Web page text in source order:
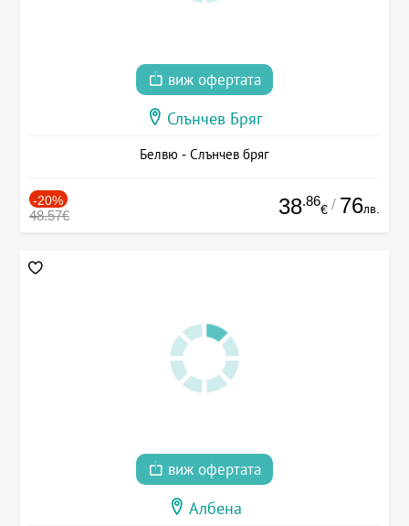
виж офертата
Слънчев Бряг
Белвю - Слънчев бряг
-20%
48.57€ 38.86
€ / 76лв.
виж офертата
Албена